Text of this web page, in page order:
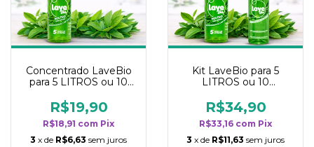
Concentrado LaveBio
para 5 LITROS ou 10
rendimento da
categoria - Neutro
R$19,90
R$18,91 com Pix
3 x de R$6,63 sem juros
Kit LaveBio para 5
LITROS ou 10
rendimento da
categoria - Neutro
R$34,90
R$33,16 com Pix
3 x de R$11,63 sem juros